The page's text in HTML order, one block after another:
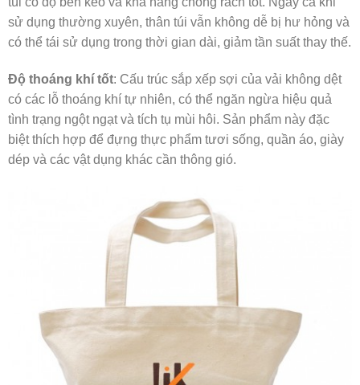
sử dụng thường xuyên, thân túi vẫn không dễ bị hư hỏng và
có thể tái sử dụng trong thời gian dài, giảm tần suất thay thế.
Độ thoáng khí tốt: Cấu trúc sắp xếp sợi của vải không dệt
có các lỗ thoáng khí tự nhiên, có thể ngăn ngừa hiệu quả
tình trạng ngột ngạt và tích tụ mùi hôi. Sản phẩm này đặc
biệt thích hợp để đựng thực phẩm tươi sống, quần áo, giày
dép và các vật dụng khác cần thông gió.